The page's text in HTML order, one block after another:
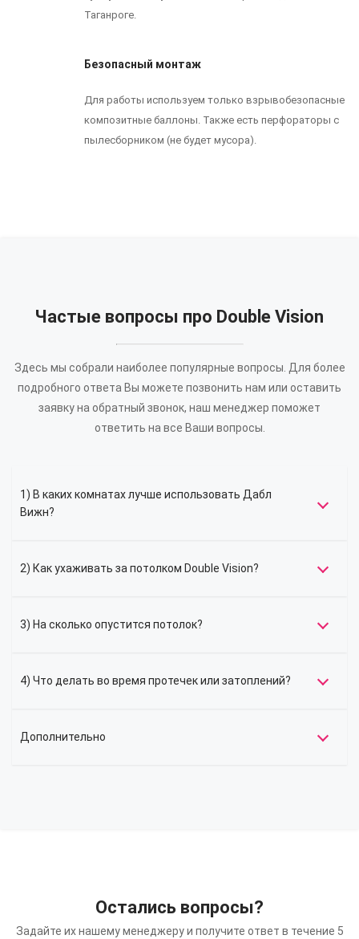
Таганроге.
Безопасный монтаж
Для работы используем только взрывобезопасные
композитные баллоны. Также есть перфораторы с
пылесборником (не будет мусора).
Частые вопросы про Double Vision
Здесь мы собрали наиболее популярные вопросы. Для более
подробного ответа Вы можете позвонить нам или оставить
заявку на обратный звонок, наш менеджер поможет
ответить на все Ваши вопросы.
1) В каких комнатах лучше использовать Дабл
Вижн?
2) Как ухаживать за потолком Double Vision?
3) На сколько опустится потолок?
4) Что делать во время протечек или затоплений?
Дополнительно
Остались вопросы?
Задайте их нашему менеджеру и получите ответ в течение 5